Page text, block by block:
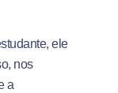
ele
nos
a